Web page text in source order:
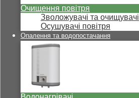
Очищення повітря
Зволожувачі та очищувачі
Осушувачі повітря
Опалення та водопостачання